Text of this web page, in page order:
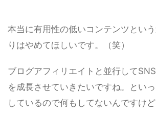
本当に有用性の低いコンテンツとい
りはやめてほしいです。（笑）
ブログアフィリエイトと並行して
を成長させていきたいですね。とい
しているので何もしてないんですけど